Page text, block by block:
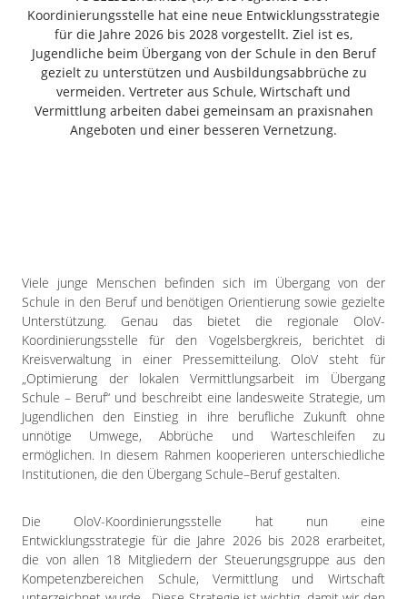
Freiensteinau
Gemünden
Grebenau
Grebenhain
Herbstein
Kirtorf
Schwalm
Fulda
Gießen
Impressum
Datenschutzerklärung
Koordinierungsstelle hat eine neue Entwicklungsstrategie
für die Jahre 2026 bis 2028 vorgestellt. Ziel ist es,
Jugendliche beim Übergang von der Schule in den Beruf
gezielt zu unterstützen und Ausbildungsabbrüche zu
vermeiden. Vertreter aus Schule, Wirtschaft und
Vermittlung arbeiten dabei gemeinsam an praxisnahen
Angeboten und einer besseren Vernetzung.
Viele junge Menschen befinden sich im Übergang von der
Schule in den Beruf und benötigen Orientierung sowie gezielte
Unterstützung. Genau das bietet die regionale OloV-
Koordinierungsstelle für den Vogelsbergkreis, berichtet di
Kreisverwaltung in einer Pressemitteilung. OloV steht für
„Optimierung der lokalen Vermittlungsarbeit im Übergang
Schule – Beruf“ und beschreibt eine landesweite Strategie, um
Jugendlichen den Einstieg in ihre berufliche Zukunft ohne
unnötige Umwege, Abbrüche und Warteschleifen zu
ermöglichen. In diesem Rahmen kooperieren unterschiedliche
Institutionen, die den Übergang Schule–Beruf gestalten.
Die OloV-Koordinierungsstelle hat nun eine
Entwicklungsstrategie für die Jahre 2026 bis 2028 erarbeitet,
die von allen 18 Mitgliedern der Steuerungsgruppe aus den
Kompetenzbereichen Schule, Vermittlung und Wirtschaft